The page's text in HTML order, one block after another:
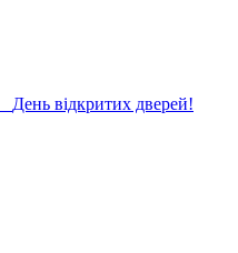
День відкритих дверей!